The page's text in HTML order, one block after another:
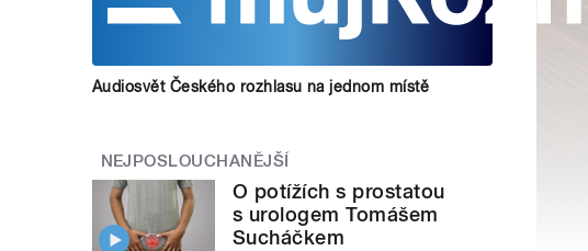
Audiosvět Českého rozhlasu na jednom místě
NEJPOSLOUCHANĚJŠÍ
O potížích s prostatou
s urologem Tomášem
Sucháčkem